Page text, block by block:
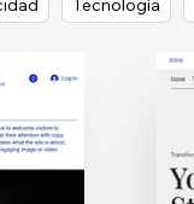
Tecnología